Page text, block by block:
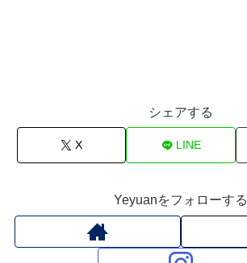
シェアする
X LINE
Yeyuanをフォローする